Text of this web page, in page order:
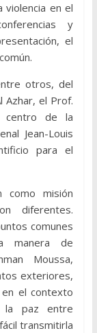
en el
y
el
otros, del
Azhar, el Prof.
centro de la
Jean-Louis
para el
como misión
diferentes.
comunes
manera de
Moussa,
exteriores,
el contexto
la paz entre
transmitirla